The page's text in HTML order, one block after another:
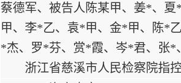
蔡德军、被告人陈某甲、姜*、
甲、李*乙、袁*甲、金*甲、陈*
*杰、罗*芬、赏*霞、岑*君、张*
浙江省慈溪市人民检察院指控